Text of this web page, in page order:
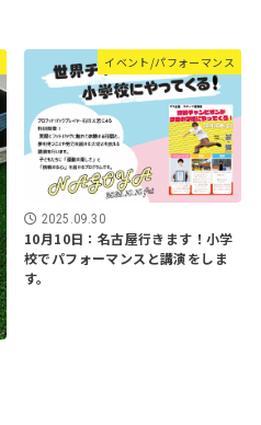
イベント/パフォーマンス
2025.09.30
10月10日：名古屋行きます！小学
校でパフォーマンスと講演をしま
す。